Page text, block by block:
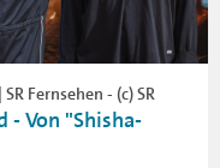
Fernsehen - (c) SR
- Von "Shisha-